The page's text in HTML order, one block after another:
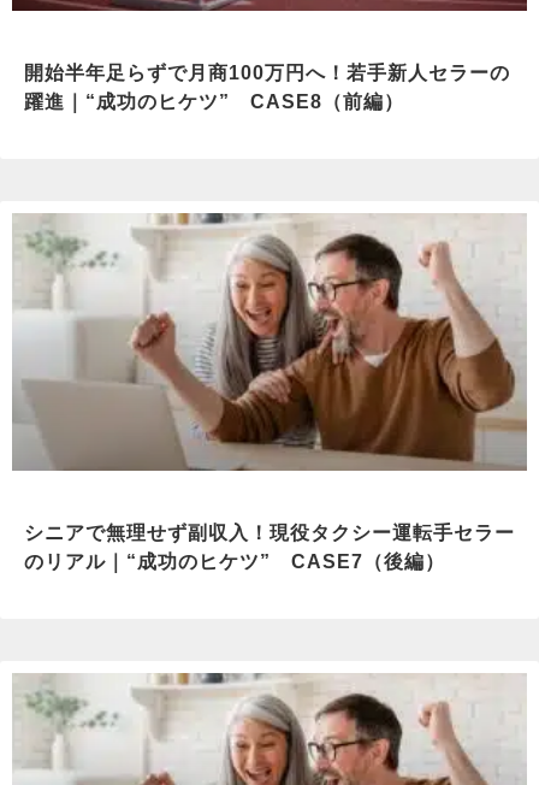
開始半年足らずで月商100万円へ！若手新人セラーの
躍進｜“成功のヒケツ” CASE8（前編）
シニアで無理せず副収入！現役タクシー運転手セラー
のリアル｜“成功のヒケツ” CASE7（後編）